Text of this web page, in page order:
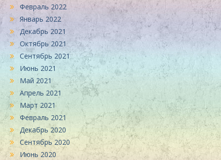
Февраль 2022
Январь 2022
Декабрь 2021
Октябрь 2021
Сентябрь 2021
Июнь 2021
Май 2021
Апрель 2021
Март 2021
Февраль 2021
Декабрь 2020
Сентябрь 2020
Июнь 2020